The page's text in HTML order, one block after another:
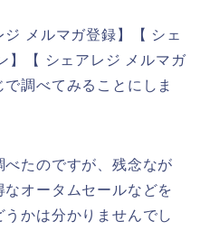
メルマガ登録】【 シェ
】【 シェアレジ メルマガ
調べてみることにしま
たのですが、残念なが
オータムセールなどを
かは分かりませんでし